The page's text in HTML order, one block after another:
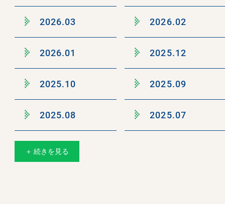
2026.03 2026.02
2026.01 2025.12
2025.10 2025.09
2025.08 2025.07
＋ 続きを見る